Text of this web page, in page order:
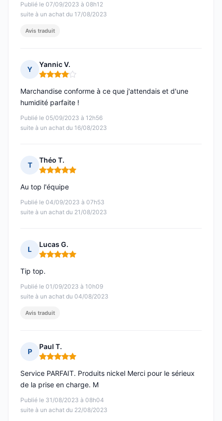
Publié le 07/09/2023 à 08h12
suite à un achat du 17/08/2023
Avis traduit
Y
Yannic V.
Note : 4 sur 5
Publié le 05/09/2023 à 12h56
suite à un achat du 16/08/2023
Marchandise conforme à ce que j'attendais et d'une
humidité parfaite !
T
Théo T.
Note : 5 sur 5
Publié le 04/09/2023 à 07h53
suite à un achat du 21/08/2023
Au top l'équipe
L
Lucas G.
Note : 5 sur 5
Publié le 01/09/2023 à 10h09
suite à un achat du 04/08/2023
Tip top.
Avis traduit
P
Paul T.
Note : 5 sur 5
Publié le 31/08/2023 à 08h04
suite à un achat du 22/08/2023
Service PARFAIT. Produits nickel Merci pour le sérieux
de la prise en charge. M